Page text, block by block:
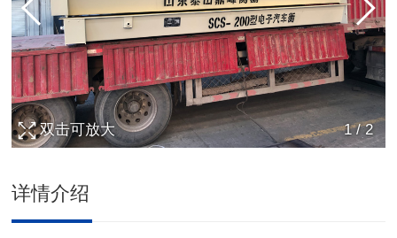
1/2
双击可放大
详情介绍